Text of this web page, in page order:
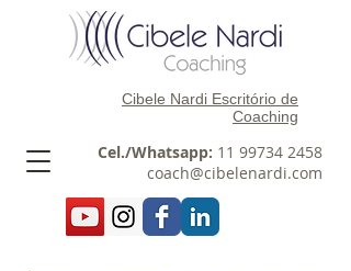
Cel./Whatsapp: 11 99734 2458
coach@cibelenardi.com
Cibele Nardi Escritório de
Coaching